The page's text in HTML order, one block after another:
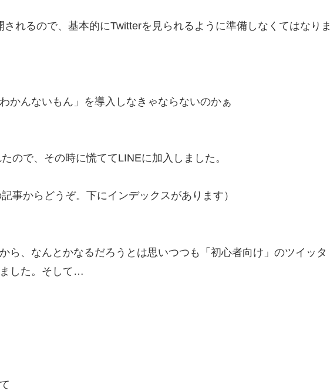
れるので、基本的にTwitterを見られるように準備しなくてはなりま
かんないもん」を導入しなきゃならないのかぁ
ので、その時に慌ててLINEに加入しました。
事からどうぞ。下にインデックスがあります）
ら、なんとかなるだろうとは思いつつも「初心者向け」のツイッタ
した。そして…